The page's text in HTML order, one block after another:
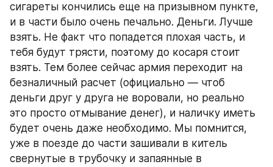
сигареты кончились еще на призывном пункте,
и в части было очень печально. Деньги. Лучше
взять. Не факт что попадется плохая часть, и
тебя будут трясти, поэтому до косаря стоит
взять. Тем более сейчас армия переходит на
безналичный расчет (официально — чтоб
деньги друг у друга не воровали, но реально
это просто отмывание денег), и наличку иметь
будет очень даже необходимо. Мы помнится,
уже в поезде до части зашивали в китель
свернутые в трубочку и запаянные в